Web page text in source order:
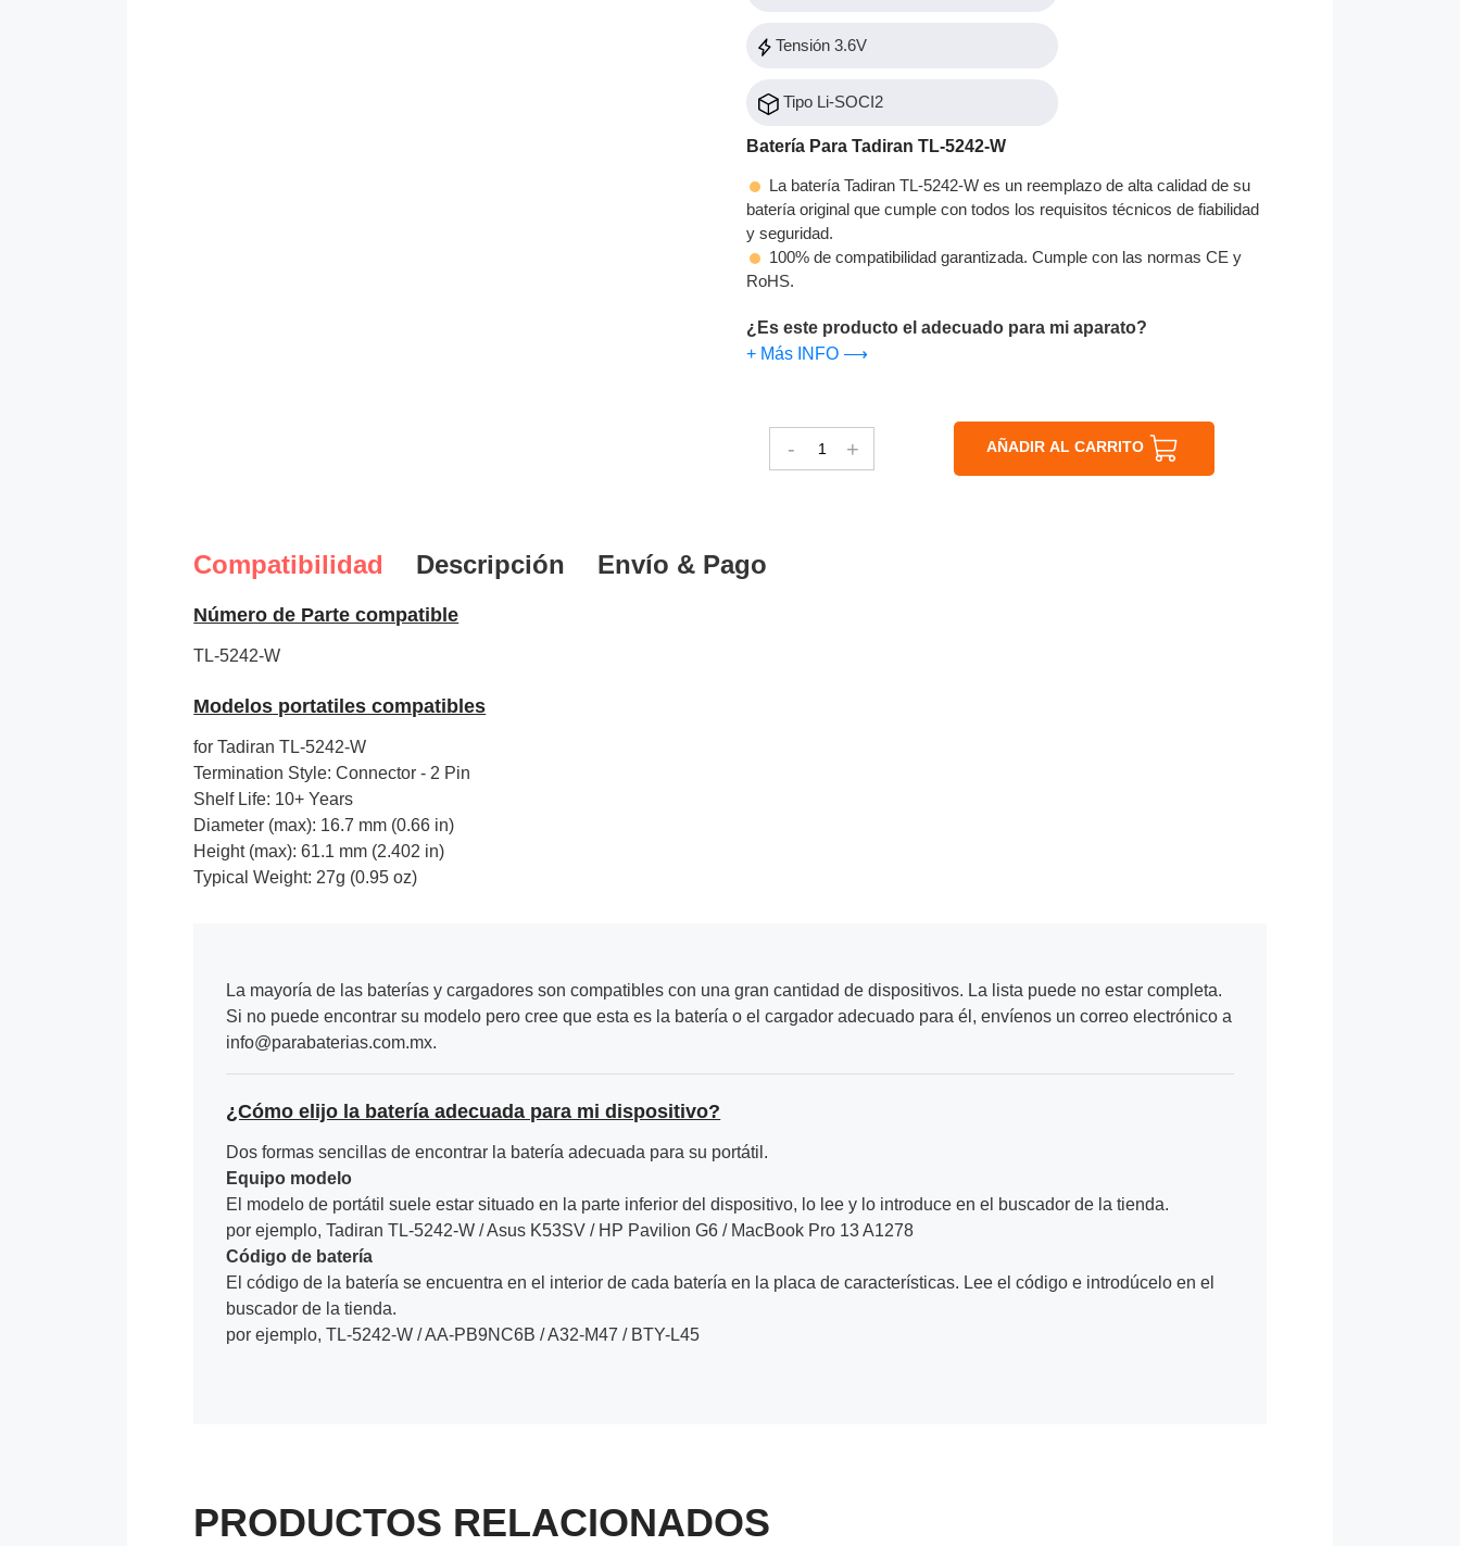
Tensión 3.6V
Tipo Li-SOCI2
Batería Para Tadiran TL-5242-W
La batería Tadiran TL-5242-W es un reemplazo de alta calidad de su
batería original que cumple con todos los requisitos técnicos de fiabilidad
y seguridad.
100% de compatibilidad garantizada. Cumple con las normas CE y
RoHS.
¿Es este producto el adecuado para mi aparato?
+ Más INFO ⟶
- + AÑADIR AL CARRITO
Compatibilidad Descripción Envío & Pago
Número de Parte compatible
TL-5242-W
Modelos portatiles compatibles
for Tadiran TL-5242-W
Termination Style: Connector - 2 Pin
Shelf Life: 10+ Years
Diameter (max): 16.7 mm (0.66 in)
Height (max): 61.1 mm (2.402 in)
Typical Weight: 27g (0.95 oz)
La mayoría de las baterías y cargadores son compatibles con una gran cantidad de dispositivos. La lista puede no estar completa.
Si no puede encontrar su modelo pero cree que esta es la batería o el cargador adecuado para él, envíenos un correo electrónico a
info@parabaterias.com.mx.
¿Cómo elijo la batería adecuada para mi dispositivo?
Dos formas sencillas de encontrar la batería adecuada para su portátil.
Equipo modelo
El modelo de portátil suele estar situado en la parte inferior del dispositivo, lo lee y lo introduce en el buscador de la tienda.
por ejemplo, Tadiran TL-5242-W / Asus K53SV / HP Pavilion G6 / MacBook Pro 13 A1278
Código de batería
El código de la batería se encuentra en el interior de cada batería en la placa de características. Lee el código e introdúcelo en el
buscador de la tienda.
por ejemplo, TL-5242-W / AA-PB9NC6B / A32-M47 / BTY-L45
PRODUCTOS RELACIONADOS